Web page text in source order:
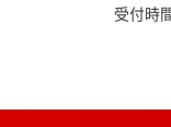
受付時